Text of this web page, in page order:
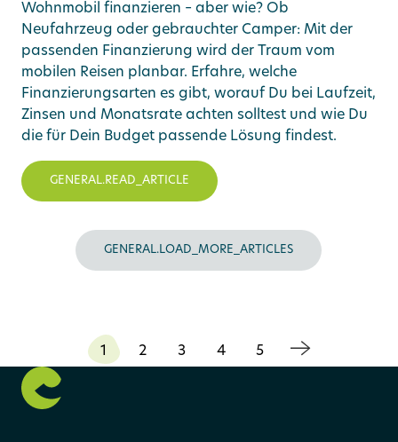
Wohnmobil finanzieren – aber wie? Ob
Neufahrzeug oder gebrauchter Camper: Mit der
passenden Finanzierung wird der Traum vom
mobilen Reisen planbar. Erfahre, welche
Finanzierungsarten es gibt, worauf Du bei Laufzeit,
Zinsen und Monatsrate achten solltest und wie Du
die für Dein Budget passende Lösung findest.
GENERAL.READ_ARTICLE
GENERAL.LOAD_MORE_ARTICLES
1 2 3 4 5